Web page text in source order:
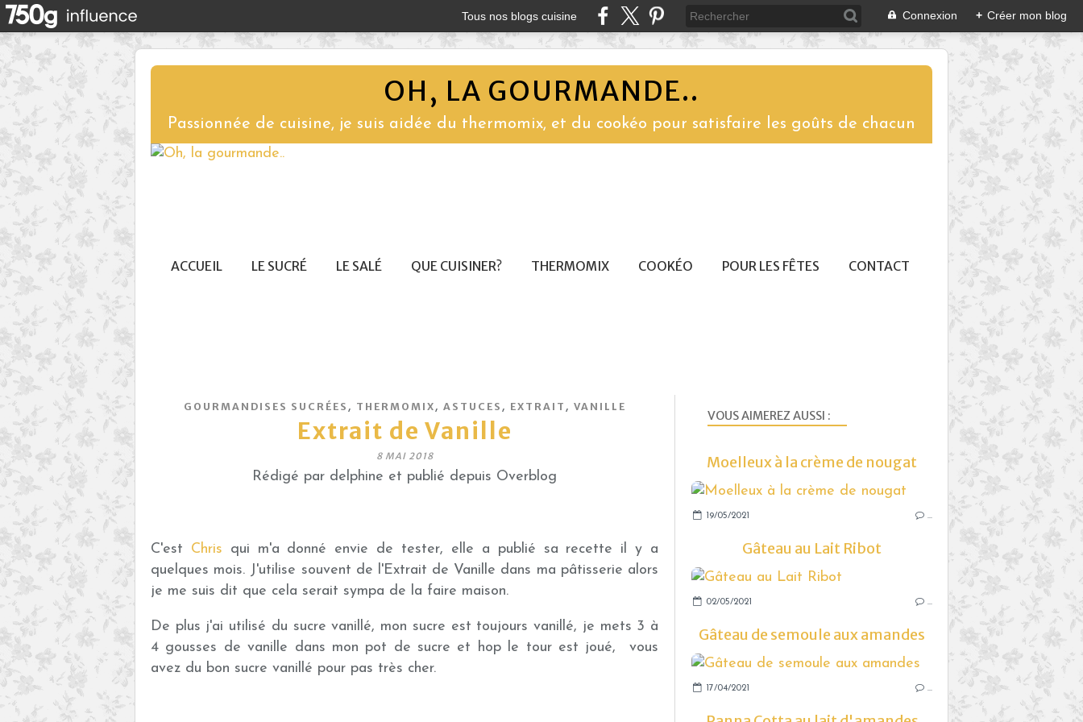
Tous nos blogs cuisine Connexion + Créer mon blog
OH, LA GOURMANDE..
Passionnée de cuisine, je suis aidée du thermomix, et du cookéo pour satisfaire les goûts de chacun
ACCUEIL LE SUCRÉ LE SALÉ QUE CUISINER? THERMOMIX COOKÉO POUR LES FÊTES CONTACT
GOURMANDISES SUCRÉES , THERMOMIX, ASTUCES , EXTRAIT , VANILLE
Extrait de Vanille
8 MAI 2018
Rédigé par delphine et publié depuis Overblog
C'est Chris qui m'a donné envie de tester, elle a publié sa recette il y a
quelques mois. J'utilise souvent de l'Extrait de Vanille dans ma pâtisserie alors
je me suis dit que cela serait sympa de la faire maison.
De plus j'ai utilisé du sucre vanillé, mon sucre est toujours vanillé, je mets 3 à
4 gousses de vanille dans mon pot de sucre et hop le tour est joué, vous
avez du bon sucre vanillé pour pas très cher.
VOUS AIMEREZ AUSSI :
Moelleux à la crème de nougat
19/05/2021 …
Gâteau au Lait Ribot
02/05/2021 …
Gâteau de semoule aux amandes
17/04/2021 …